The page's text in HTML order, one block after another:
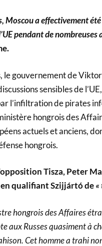
Moscou a effectivement
pendant de nombreuses
le gouvernement de
sensibles de
l’infiltration de pirates
hongrois des
actuels et anciens,
hongrois.
Tisza, Peter
qualifiant Szijjártó de«
hongrois des Affaires
aux Russes quasiment à
Cet homme a trahi